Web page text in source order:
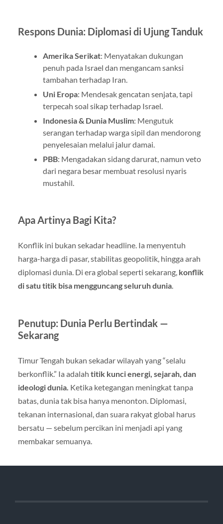
Respons Dunia: Diplomasi di Ujung Tanduk
Amerika Serikat: Menyatakan dukungan
penuh pada Israel dan mengancam sanksi
tambahan terhadap Iran.
Uni Eropa: Mendesak gencatan senjata, tapi
terpecah soal sikap terhadap Israel.
Indonesia & Dunia Muslim: Mengutuk
serangan terhadap warga sipil dan mendorong
penyelesaian melalui jalur damai.
PBB: Mengadakan sidang darurat, namun veto
dari negara besar membuat resolusi nyaris
mustahil.
Apa Artinya Bagi Kita?
Konflik ini bukan sekadar headline. Ia menyentuh
harga-harga di pasar, stabilitas geopolitik, hingga arah
diplomasi dunia. Di era global seperti sekarang, konflik
di satu titik bisa mengguncang seluruh dunia.
Penutup: Dunia Perlu Bertindak —
Sekarang
Timur Tengah bukan sekadar wilayah yang “selalu
berkonflik.” Ia adalah titik kunci energi, sejarah, dan
ideologi dunia. Ketika ketegangan meningkat tanpa
batas, dunia tak bisa hanya menonton. Diplomasi,
tekanan internasional, dan suara rakyat global harus
bersatu — sebelum percikan ini menjadi api yang
membakar semuanya.